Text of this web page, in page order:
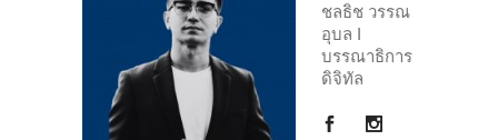
ชลธิช วรรณ
อุบล I
บรรณาธิการ
ดิจิทัล